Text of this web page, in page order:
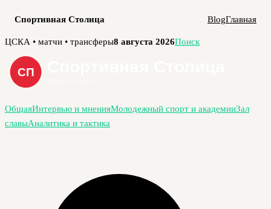
Спортивная Столица BlogГлавная
Перейти
содержимому
ЦСКА • матчи • трансферы8 августа 2026Поиск
ОбщаяИнтервью и мненияМолодежный спорт и академииЗал
славыАналитика и тактика